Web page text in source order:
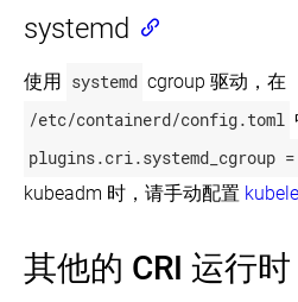
systemd
使用 systemd cgroup 驱动，在
/etc/containerd/config.toml
plugins.cri.systemd_cgroup
kubeadm 时，请手动配置
其他的 CRI 运行